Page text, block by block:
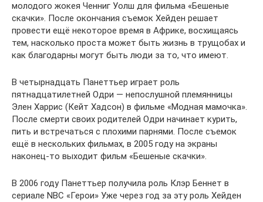
молодого жокея Ченниг Уолш для фильма «Бешеные
скачки». После окончания съемок Хейден решает
провести ещё некоторое время в Африке, восхищаясь
тем, насколько проста может быть жизнь в трущобах и
как благодарны могут быть люди за то, что имеют.
В четырнадцать Панеттьер играет роль
пятнадцатилетней Одри — непослушной племянницы
Элен Харрис (Кейт Хадсон) в фильме «Модная мамочка».
После смерти своих родителей Одри начинает курить,
пить и встречаться с плохими парнями. После съемок
ещё в нескольких фильмах, в 2005 году на экраны
наконец-то выходит фильм «Бешеные скачки».
В 2006 году Панеттьер получила роль Клэр Беннет в
сериале NBC «Герои» Уже через год за эту роль Хейден